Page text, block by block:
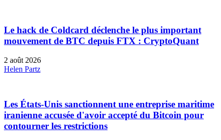
Le hack de Coldcard déclenche le plus important
mouvement de BTC depuis FTX : CryptoQuant
2 août 2026
Helen Partz
Les États-Unis sanctionnent une entreprise maritime
iranienne accusée d'avoir accepté du Bitcoin pour
contourner les restrictions